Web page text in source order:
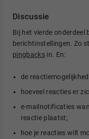
Discussie
Bij het vierde onderdeel
berichtinstellingen. Zo
pingbacks in. En:
de
hoeveel reacties er
e-mailnotificaties
reactie plaatst;
hoe je reacties wilt